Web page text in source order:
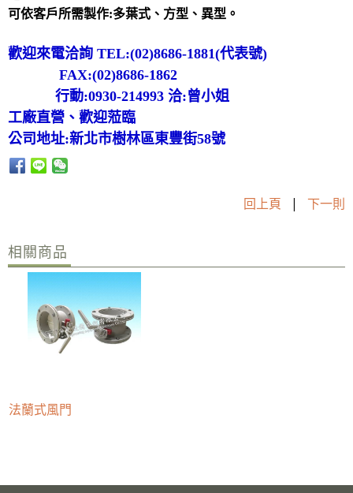
可依客戶所需製作:多葉式、方型、異型。
歡迎來電洽詢 TEL:(02)8686-1881(代表號)
FAX:(02)8686-1862
行動:0930-214993 洽:曾小姐
工廠直營、歡迎蒞臨
公司地址:新北市樹林區東豐街58號
回上頁 | 下一則
相關商品
法蘭式風門